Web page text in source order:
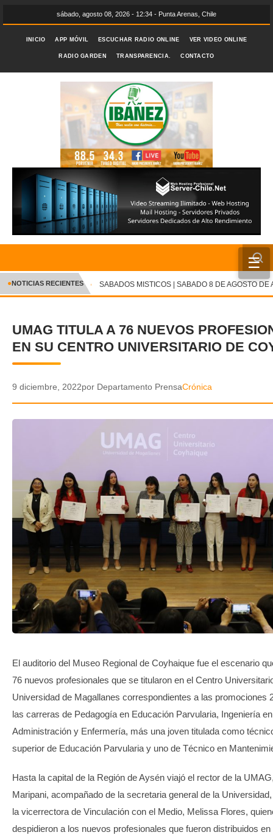
sábado, agosto 08, 2026 - 12:34 - Punta Arenas, Chile
INICIO APP MÓVIL ESCUCHAR RADIO ONLINE VER VIDEO ONLINE
RADIO GARDEN TRANSPARENCIA. CONTACTO
☰
INICIO
CRÓNICA
DEPORTES
POLICIAL
VIDEOS
GALERIA DE FOTOS
APP MÓVIL
TRANSPARENCIA
✕
●NOTICIAS RECIENTES SABADOS MISTICOS | SABADO 8 DE AGOSTO DE
UMAG TITULA A 76 NUEVOS
EN SU CENTRO UNIVERSITARIO DE
9 diciembre, 2022por Departamento PrensaCrónica
El auditorio del Museo Regional de Coyhaique fue el escenario
76 nuevos profesionales que se titularon en el Centro
Universidad de Magallanes correspondientes a las promociones
las carreras de Pedagogía en Educación Parvularia, Ingeniería
Administración y Enfermería, más una joven titulada como
superior de Educación Parvularia y uno de Técnico en
Hasta la capital de la Región de Aysén viajó el rector de la
Maripani, acompañado de la secretaria general de la
la vicerrectora de Vinculación con el Medio, Melissa Flores,
despidieron a los nuevos profesionales que fueron distribuidos en